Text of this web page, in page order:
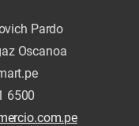
Pardo
Oscanoa
6500